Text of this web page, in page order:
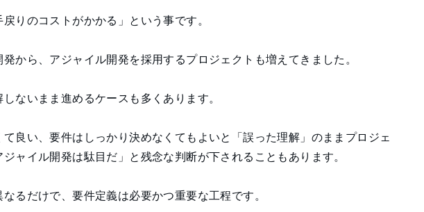
りのコストがかかる」という事です。
から、アジャイル開発を採用するプロジェクトも増えてきました。
ないまま進めるケースも多くあります。
良い、要件はしっかり決めなくてもよいと「誤った理解」のままプロジェ
ャイル開発は駄目だ」と残念な判断が下されることもあります。
るだけで、要件定義は必要かつ重要な工程です。